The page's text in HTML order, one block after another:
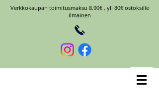
Verkkokaupan toimitusmaksu 8,90€ , yli 80€ ostoksille
ilmainen